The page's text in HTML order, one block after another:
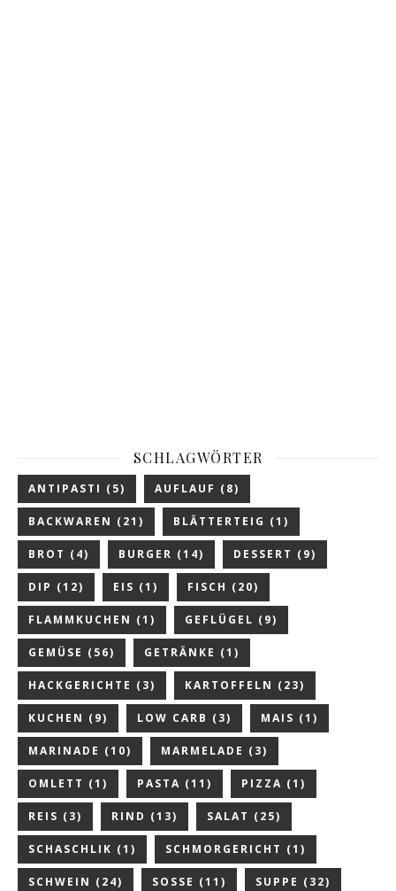
SCHLAGWÖRTER
ANTIPASTI (5) AUFLAUF (8)
BACKWAREN (21) BLÄTTERTEIG (1)
BROT (4) BURGER (14) DESSERT (9)
DIP (12) EIS (1) FISCH (20)
FLAMMKUCHEN (1) GEFLÜGEL (9)
GEMÜSE (56) GETRÄNKE (1)
HACKGERICHTE (3) KARTOFFELN (23)
KUCHEN (9) LOW CARB (3) MAIS (1)
MARINADE (10) MARMELADE (3)
OMLETT (1) PASTA (11) PIZZA (1)
REIS (3) RIND (13) SALAT (25)
SCHASCHLIK (1) SCHMORGERICHT (1)
SCHWEIN (24) SOSSE (11) SUPPE (32)